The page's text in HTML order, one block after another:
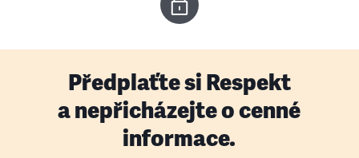
Předplaťte si Respekt
a nepřicházejte o cenné
informace.